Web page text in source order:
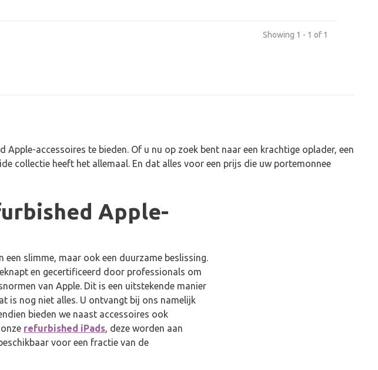
Showing 1 - 1 of 1
accessoires te bieden. Of u nu op zoek bent naar een krachtige oplader, een
collectie heeft het allemaal. En dat alles voor een prijs die uw portemonnee
Apple-
slimme, maar ook een duurzame beslissing.
en gecertificeerd door professionals om
van Apple. Dit is een uitstekende manier
is nog niet alles. U ontvangt bij ons namelijk
bieden we naast accessoires ook
refurbished iPads, deze worden aan
voor een fractie van de